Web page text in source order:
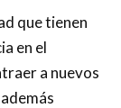
que tienen
en el
a nuevos